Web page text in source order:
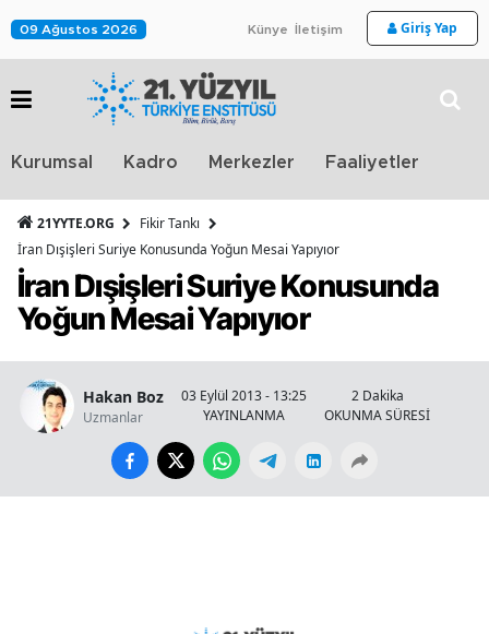
09 Ağustos 2026 Künye İletişim Giriş Yap
Kurumsal Kadro Merkezler Faaliyetler
21YYTE.ORG
Fikir Tankı
İran Dışişleri Suriye Konusunda Yoğun Mesai Yapıyıor
İran Dışişleri Suriye Konusunda
Yoğun Mesai Yapıyıor
Hakan Boz
Uzmanlar
03 Eylül 2013 - 13:25
YAYINLANMA
2 Dakika
OKUNMA SÜRESİ